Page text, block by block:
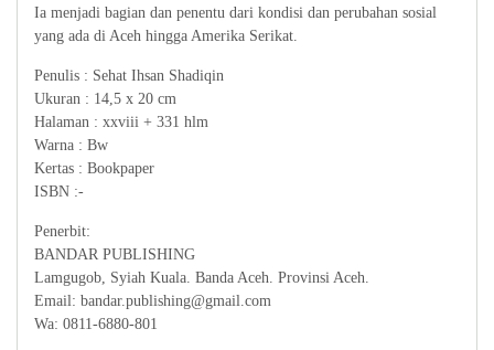
Ia menjadi bagian dan penentu dari kondisi dan perubahan sosial
yang ada di Aceh hingga Amerika Serikat.
Penulis : Sehat Ihsan Shadiqin
Ukuran : 14,5 x 20 cm
Halaman : xxviii + 331 hlm
Warna : Bw
Kertas : Bookpaper
ISBN :-
Penerbit:
BANDAR PUBLISHING
Lamgugob, Syiah Kuala. Banda Aceh. Provinsi Aceh.
Email: bandar.publishing@gmail.com
Wa: 0811-6880-801